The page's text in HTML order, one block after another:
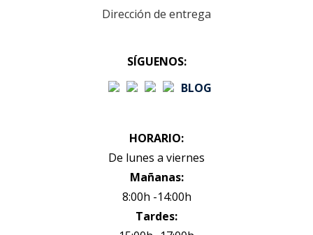
Dirección de entrega
SÍGUENOS:
BLOG
HORARIO:
De lunes a viernes
Mañanas:
8:00h -14:00h
Tardes: